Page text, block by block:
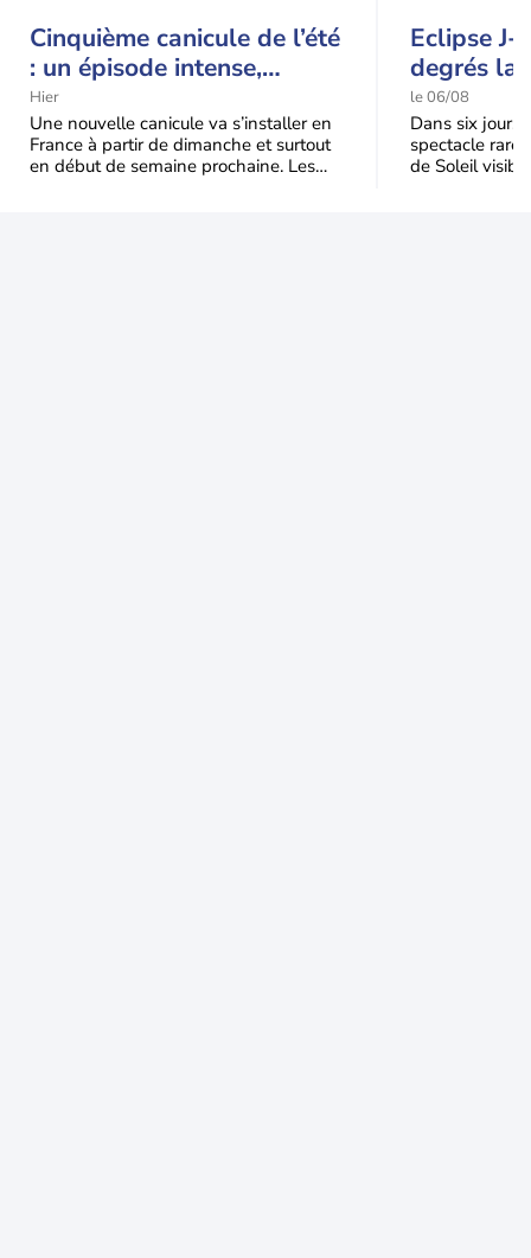
Cinquième canicule de l’été
: un épisode intense,
durable et étendu la
semaine prochaine
Hier
Une nouvelle canicule va s’installer en
France à partir de dimanche et surtout
en début de semaine prochaine. Les
Eclipse J-
degrés la
t-elle
l'éclipse
le 06/08
Dans six
spectacle rare
de Soleil